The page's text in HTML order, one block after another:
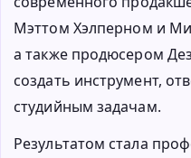
Мэттом Хэлперном и
а также продюсером
создать инструмент,
студийным задачам.
Результатом стала